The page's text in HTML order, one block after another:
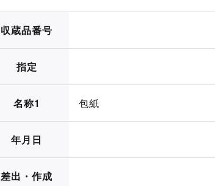
収蔵品番号
指定
名称1 包紙
年月日
差出・作成